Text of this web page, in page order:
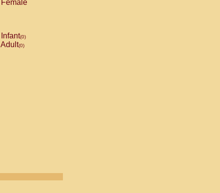
Female
Infant(0)
Adult(0)